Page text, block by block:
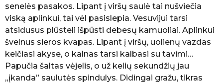
senelės pasakos. Lipant į viršų saulė tai nušviečia
viską aplinkui, tai vėl pasislepia. Vesuvijui tarsi
atsidusus plūsteli išpūsti debesų kamuoliai. Aplinkui
švelnus sieros kvapas. Lipant į viršų, uolienų vazdas
keičiasi akyse, o kalnas tarsi kalbasi su tavimi…
Papučia šaltas vėjelis, o už kelių sekundžių jau
„įkanda” saulutės spindulys. Didingai gražu, tikras